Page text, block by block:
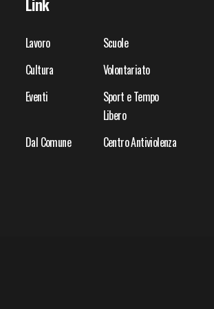
Lavoro
Scuole
Cultura
Volontariato
Eventi
Sport e Tempo
Libero
Dal Comune
Centro Antiviolenza